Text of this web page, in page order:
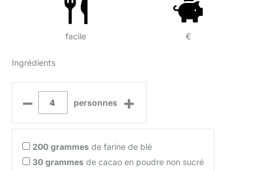
facile €
Ingrédients
– personnes +
200 grammes de farine de blé
30 grammes de cacao en poudre non sucré